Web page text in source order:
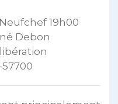
19h00
Debon